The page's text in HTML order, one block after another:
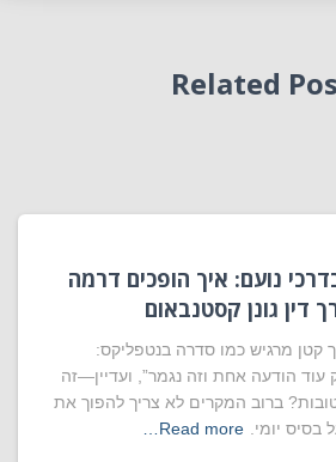
Related
נועם: איך הופכים דרמה
דין גונן קסטנבאום
קטן מרגיש כמו סדרה בנטפליקס:
עוד הודעה אחת וזה נגמר”, ועדיין—זה
ברוב המקרים לא צריך להפוך את
יומי.
Read more…